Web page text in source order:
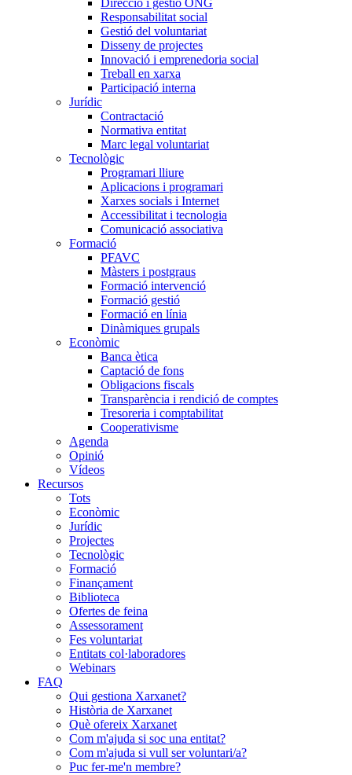
Direcció i gestió ONG
Responsabilitat social
Gestió del voluntariat
Disseny de projectes
Innovació i emprenedoria social
Treball en xarxa
Participació interna
Jurídic
Contractació
Normativa entitat
Marc legal voluntariat
Tecnològic
Programari lliure
Aplicacions i programari
Xarxes socials i Internet
Accessibilitat i tecnologia
Comunicació associativa
Formació
PFAVC
Màsters i postgraus
Formació intervenció
Formació gestió
Formació en línia
Dinàmiques grupals
Econòmic
Banca ètica
Captació de fons
Obligacions fiscals
Transparència i rendició de comptes
Tresoreria i comptabilitat
Cooperativisme
Agenda
Opinió
Vídeos
Recursos
Tots
Econòmic
Jurídic
Projectes
Tecnològic
Formació
Finançament
Biblioteca
Ofertes de feina
Assessorament
Fes voluntariat
Entitats col·laboradores
Webinars
FAQ
Qui gestiona Xarxanet?
Història de Xarxanet
Què ofereix Xarxanet
Com m'ajuda si soc una entitat?
Com m'ajuda si vull ser voluntari/a?
Puc fer-me'n membre?